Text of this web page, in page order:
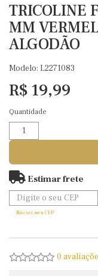
TRICOLINE
MM
ALGODÃO
Modelo: L2271083
R$ 19,99
Quantidade
Estimar frete
Não sei meu CEP
0